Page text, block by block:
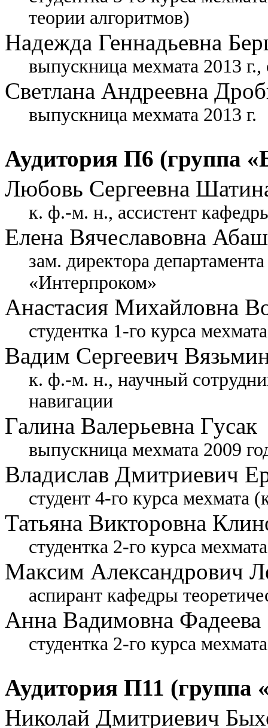
теории алгоритмов)
Надежда Геннадьевна
выпускница мехмата 2013 г.,
Светлана Андреевна
выпускница мехмата 2013 г.
Аудитория П6 (группа
Любовь Сергеевна
к. ф.-м. н., ассистент
Елена Вячеславовна
зам. директора
«Интерпроком»
Анастасия Михайловна
студентка 1-го курса мехмата
Вадим Сергеевич
к. ф.-м. н., научный
навигации
Галина Валерьевна Гусак
выпускница мехмата 2009
Владислав Дмитриевич
студент 4-го курса мехмата
Татьяна Викторовна
студентка 2-го курса мехмата
Максим Александрович
аспирант кафедры
Анна Вадимовна Фадеева
студентка 2-го курса мехмата
Аудитория П11 (группа
Николай Дмитриевич